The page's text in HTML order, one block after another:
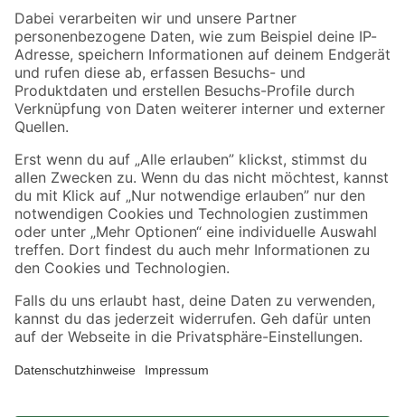
Zahlungsarten Versandarten
Sicher einkaufen
Jetzt die toom-App herunterladen
Alle Preisangaben in EUR inkl. gesetzl. MwSt.. Die dargestellten Angebote sind unter
Umständen nicht in allen Märkten verfügbar. Die angegebenen Verfügbarkeiten beziehen
Produkte nur solange der Vorrat reicht.
*Paketversand ab 59 € versandkostenfrei, gilt nicht für Artikel mit Speditionsversand, hier